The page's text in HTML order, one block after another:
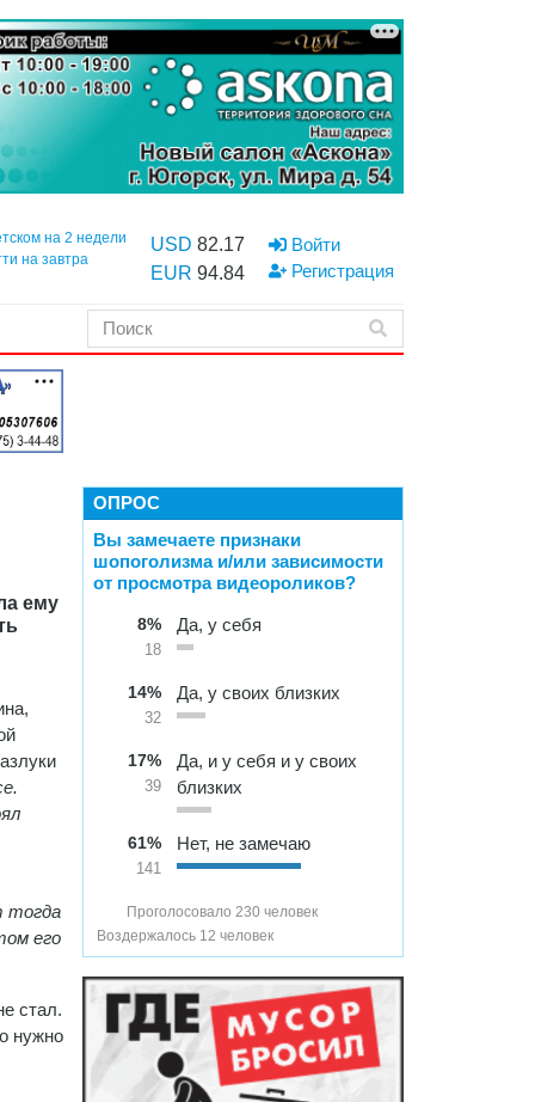
на 2 недели
на завтра
USD 82.17
EUR 94.84
Войти
Регистрация
ему
тогда
его
стал.
нужно
ОПРОС
Вы замечаете признаки
шопоголизма и/или зависимости
от просмотра видеороликов?
8%
18
Да, у себя
14%
32
Да, у своих близких
17%
39
Да, и у себя и у своих
близких
61%
141
Нет, не замечаю
Проголосовало 230 человек
Воздержалось 12 человек